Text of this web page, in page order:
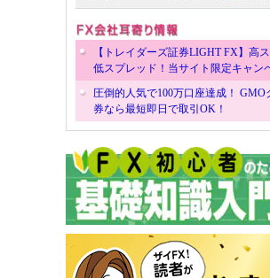
【トレイダーズ証券LIGHT FX】高
低スプレッド！当サイト限定キャン
圧倒的人気で100万口座達成！ GMO
券なら最短即日で取引OK！